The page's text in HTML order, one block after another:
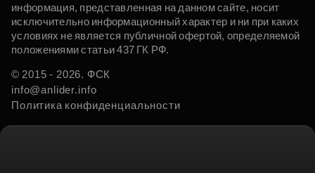
информация, представленная на данном сайте, носит
исключительно информационный характер и ни при каких
условиях не является публичной офертой, определяемой
положениями статьи 437 ГК РФ.
© 2015 - 2026. ФСК
info@anlider.info
Политика конфиденциальности